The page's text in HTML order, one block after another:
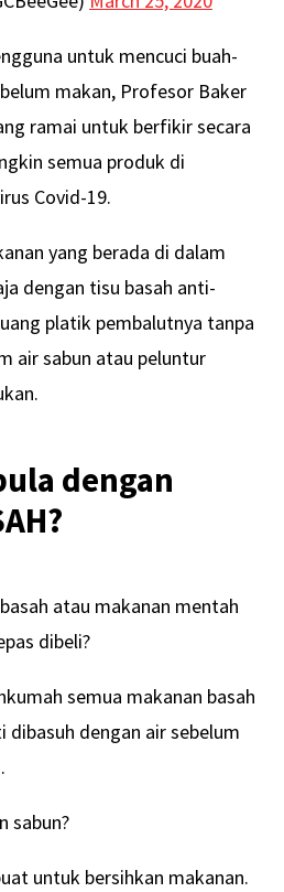
untuk mencuci buah-
makan, Profesor Baker
ramai untuk berfikir secara
semua produk di
Covid-19.
yang berada di dalam
dengan tisu basah anti-
platik pembalutnya tanpa
air sabun atau peluntur
dengan
atau makanan mentah
dibeli?
semua makanan basah
dengan air sebelum
sabun?
untuk bersihkan makanan.